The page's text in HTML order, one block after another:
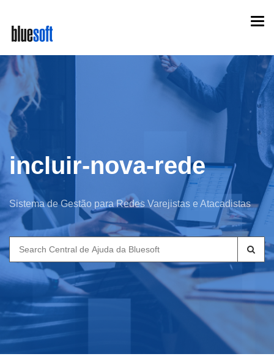
main
content
incluir-nova-rede
Sistema de Gestão para Redes Varejistas e Atacadistas
Search
for: